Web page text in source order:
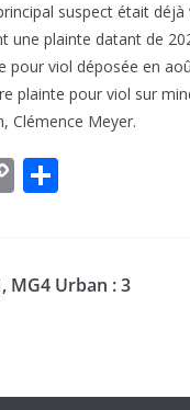
suspect était
une plainte datant de
viol déposée en
plainte pour viol sur
Clémence Meyer.
C
y
k
g
MG4 Urban : 3